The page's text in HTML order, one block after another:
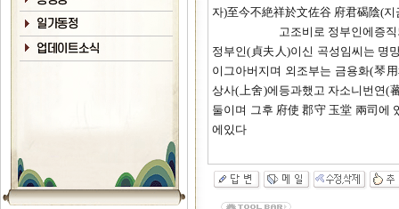
자)至今不絶祥於文佐谷 府君碣陰(
고조비로 정부인에증직되
정부인(貞夫人)이신 곡성임씨는 명
이그아버지며 외조부는 금용화(琴
상사(上舍)에등과했고 자소니번연(
둘이며 그후 府使 郡守 玉堂 兩司에
에있다